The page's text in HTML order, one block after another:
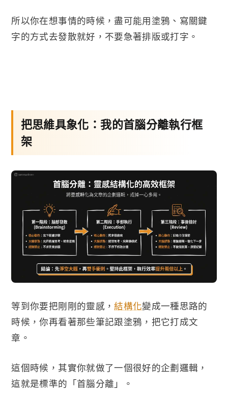
所以你在想事情的時候，盡可能用塗鴉、寫關鍵
字的方式去發散就好，不要急著排版或打字。
把思維具象化：我的首腦分離執行框
架
等到你要把剛剛的靈感，結構化變成一種思路的
時候，你再看著那些筆記跟塗鴉，把它打成文
章。
這個時候，其實你就做了一個很好的企劃邏輯，
這就是標準的「首腦分離」。